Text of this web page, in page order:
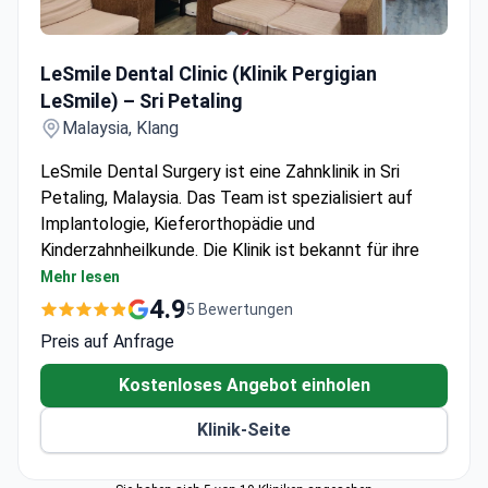
LeSmile Dental Clinic (Klinik Pergigian
LeSmile) – Sri Petaling
Malaysia, Klang
LeSmile Dental Surgery ist eine Zahnklinik in Sri
Petaling, Malaysia. Das Team ist spezialisiert auf
Implantologie, Kieferorthopädie und
Kinderzahnheilkunde. Die Klinik ist bekannt für ihre
Komplettversorgungen mit den All-on-4- und All-on-
6-Techniken. Die Chirurgen führen außerdem
fortschrittliche Knochenaufbauverfahren durch,
darunter Sinuslift mit lateralem Fenster und
Knochenerweiterung mittels Split-Ridge-Technik.
Die Klinik wurde 2018 eröffnet. Ihr Team hat bereits
zahlreiche Fälle mit Komplettversorgungen mittels
zehn Straumann-Implantaten und festsitzenden
Mehr lesen
4.95 Bewertungen
Preis auf Anfrage
Kostenloses Angebot einholen
Klinik-Seite